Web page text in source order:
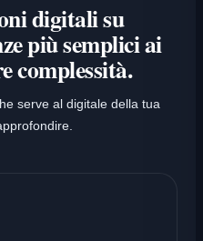
digitali su
più semplici ai
complessità.
serve al digitale della tua